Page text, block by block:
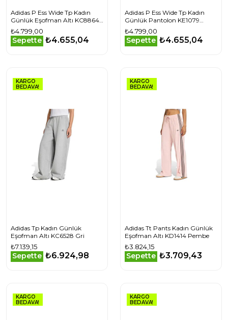
Adidas P Ess Wide Tp Kadın
Günlük Eşofman Altı KC8864
Haki
₺4.799,00
Sepette ₺4.655,04
Adidas P Ess Wide Tp Kadın
Günlük Pantolon KE1079
Kahverengi
₺4.799,00
Sepette ₺4.655,04
KARGO
BEDAVA!
Adidas Tp Kadın Günlük
Eşofman Altı KC6528 Gri
₺7.139,15
Sepette ₺6.924,98
KARGO
BEDAVA!
Adidas Tt Pants Kadın Günlük
Eşofman Altı KD1414 Pembe
₺3.824,15
Sepette ₺3.709,43
KARGO
BEDAVA!
KARGO
BEDAVA!